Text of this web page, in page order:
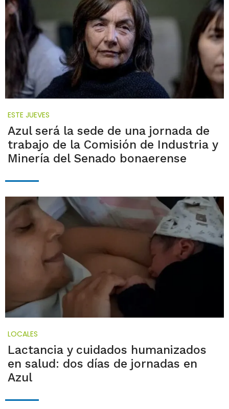
ESTE JUEVES
Azul será la sede de una jornada de
trabajo de la Comisión de Industria y
Minería del Senado bonaerense
LOCALES
Lactancia y cuidados humanizados
en salud: dos días de jornadas en
Azul